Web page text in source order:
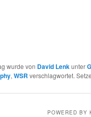
wurde von David Lenkunter
,WSR verschlagwortet.
POWERED BY